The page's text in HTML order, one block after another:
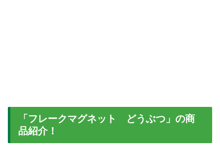
「フレークマグネット どうぶつ」の商
品紹介！